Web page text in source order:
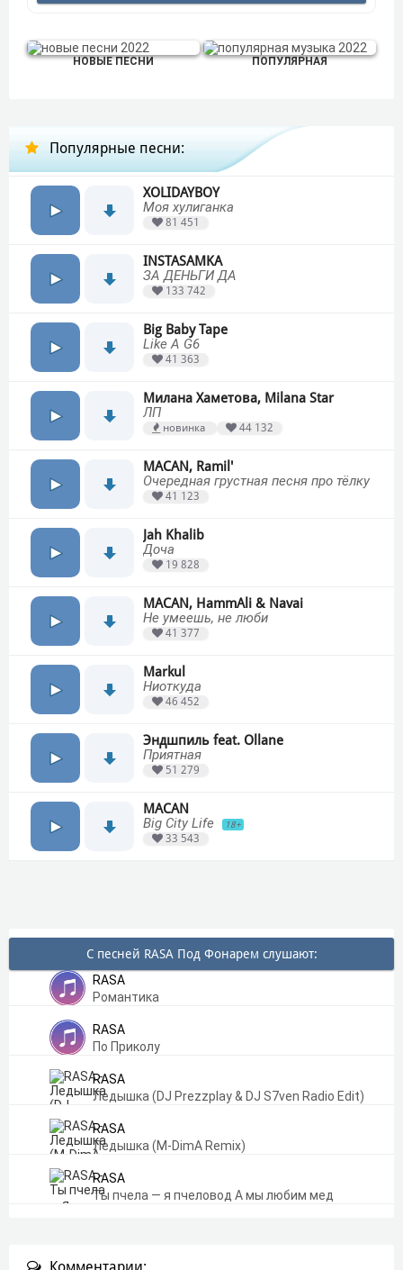
НОВЫЕ ПЕСНИ ПОПУЛЯРНАЯ
Популярные песни:
XOLIDAYBOY
Моя хулиганка
81 451
INSTASAMKA
ЗА ДЕНЬГИ ДА
133 742
Big Baby Tape
Like A G6
41 363
Милана Хаметова, Milana Star
ЛП
новинка 44 132
MACAN, Ramil'
Очередная грустная песня про тёлку
41 123
Jah Khalib
Доча
19 828
MACAN, HammAli & Navai
Не умеешь, не люби
41 377
Markul
Ниоткуда
46 452
Эндшпиль feat. Ollane
Приятная
51 279
MACAN
Big City Life
18+
33 543
С песней RASA Под Фонарем слушают:
RASA
Романтика
RASA
По Приколу
RASA
Ледышка (DJ Prezzplay & DJ S7ven Radio Edit)
RASA
Ледышка (M-DimA Remix)
RASA
Ты пчела — я пчеловод А мы любим мед